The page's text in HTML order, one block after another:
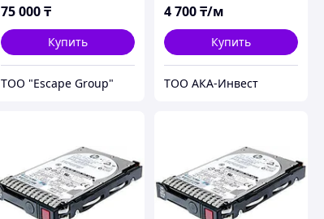
75 000 ₸
Купить
ТОО "Escape Group"
4 700₸/м
Купить
ТОО АКА-Инвест